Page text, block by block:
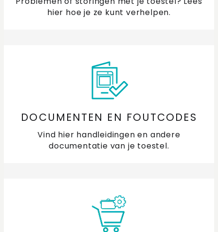
hier hoe je ze kunt verhelpen.
DOCUMENTEN EN FOUTCODES
Vind hier handleidingen en andere
documentatie van je toestel.